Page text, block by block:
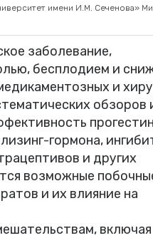
имени И.М. Сеченова»
заболевание,
бесплодием и
и
обзоров
гормона,
и других
возможные
и их влияние на
включая